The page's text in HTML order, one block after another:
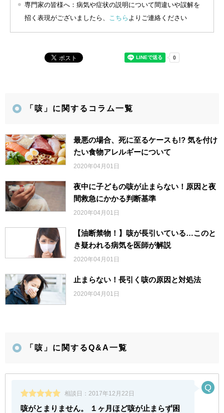
専門家の皆様へ：病気や症状の説明について間違いや誤解を
招く表現がございましたら、
こちら よりご連絡ください
「咳」に関するコラム一覧
最悪の場合、死に至るケースも!? 気を付け
たい食物アレルギーについて
2020年04月01日
夜中に子どもの咳が止まらない！原因と夜
間救急にかかる判断基準
2020年04月01日
【油断禁物！】咳が長引いている…このと
き疑われる病気を医師が解説
2020年04月01日
止まらない！長引く咳の原因と対処法
2020年04月01日
「咳」に関するQ&A一覧
相談日： 2017年12月22日
咳がとまりません。 １ヶ月ほど咳が止まらず困